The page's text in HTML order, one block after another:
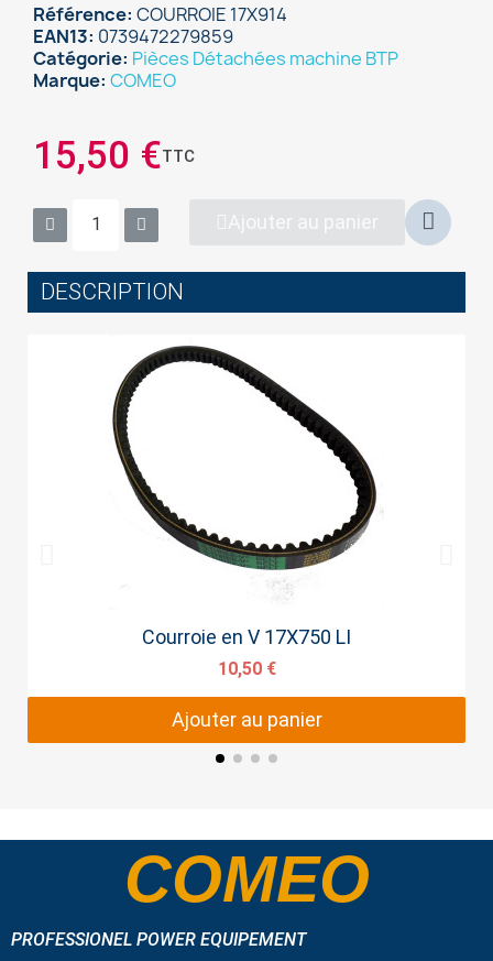
Référence COURROIE 17X914
EAN13 0739472279859
Catégorie Pièces Détachées machine BTP
Marque COMEO
15,50 €TTC
Ajouter au panier
DESCRIPTION
Aperçu rapide
Courroie en V 17X750 LI
10,50 €
Ajouter au panier
COMEO
PROFESSIONEL POWER EQUIPEMENT
wish list.
Cancel Sign in